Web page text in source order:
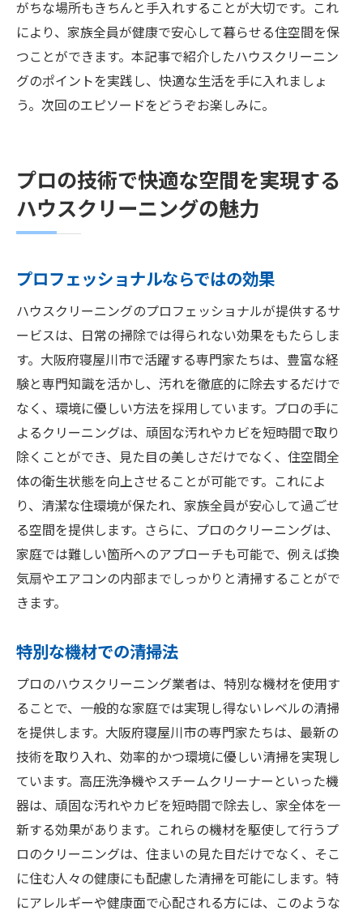
がちな場所もきちんと手入れすることが大切です。これ
により、家族全員が健康で安心して暮らせる住空間を保
つことができます。本記事で紹介したハウスクリーニン
グのポイントを実践し、快適な生活を手に入れましょ
う。次回のエピソードをどうぞお楽しみに。
プロの技術で快適な空間を実現する
ハウスクリーニングの魅力
プロフェッショナルならではの効果
ハウスクリーニングのプロフェッショナルが提供するサ
ービスは、日常の掃除では得られない効果をもたらしま
す。大阪府寝屋川市で活躍する専門家たちは、豊富な経
験と専門知識を活かし、汚れを徹底的に除去するだけで
なく、環境に優しい方法を採用しています。プロの手に
よるクリーニングは、頑固な汚れやカビを短時間で取り
除くことができ、見た目の美しさだけでなく、住空間全
体の衛生状態を向上させることが可能です。これによ
り、清潔な住環境が保たれ、家族全員が安心して過ごせ
る空間を提供します。さらに、プロのクリーニングは、
家庭では難しい箇所へのアプローチも可能で、例えば換
気扇やエアコンの内部までしっかりと清掃することがで
きます。
特別な機材での清掃法
プロのハウスクリーニング業者は、特別な機材を使用す
ることで、一般的な家庭では実現し得ないレベルの清掃
を提供します。大阪府寝屋川市の専門家たちは、最新の
技術を取り入れ、効率的かつ環境に優しい清掃を実現し
ています。高圧洗浄機やスチームクリーナーといった機
器は、頑固な汚れやカビを短時間で除去し、家全体を一
新する効果があります。これらの機材を駆使して行うプ
ロのクリーニングは、住まいの見た目だけでなく、そこ
に住む人々の健康にも配慮した清掃を可能にします。特
にアレルギーや健康面で心配される方には、このような